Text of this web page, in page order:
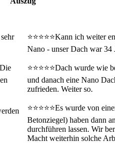
⭐⭐⭐⭐⭐Kann ich weiter
Nano - unser Dach war 34
⭐⭐⭐⭐⭐Dach wurde
und danach eine Nano
zufrieden. Weiter so.
⭐⭐⭐⭐⭐Es wurde von
Betonziegel) haben dann
durchführen lassen. Wir
Macht weiterhin solche